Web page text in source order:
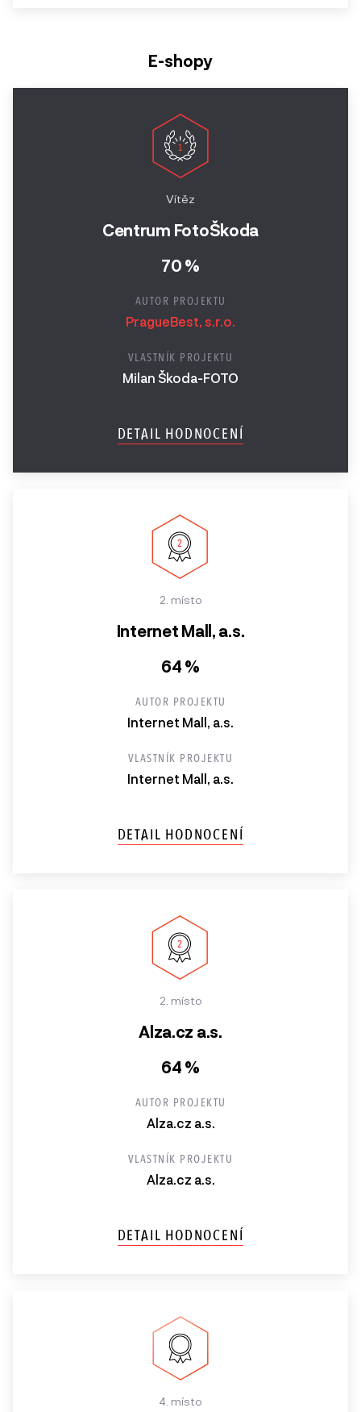
E-shopy
Vítěz
Centrum FotoŠkoda
70 %
AUTOR PROJEKTU
PragueBest, s.r.o.
VLASTNÍK PROJEKTU
Milan Škoda-FOTO
DETAIL HODNOCENÍ
2. místo
Internet Mall, a.s.
64 %
AUTOR PROJEKTU
Internet Mall, a.s.
VLASTNÍK PROJEKTU
Internet Mall, a.s.
DETAIL HODNOCENÍ
2. místo
Alza.cz a.s.
64 %
AUTOR PROJEKTU
Alza.cz a.s.
VLASTNÍK PROJEKTU
Alza.cz a.s.
DETAIL HODNOCENÍ
4. místo